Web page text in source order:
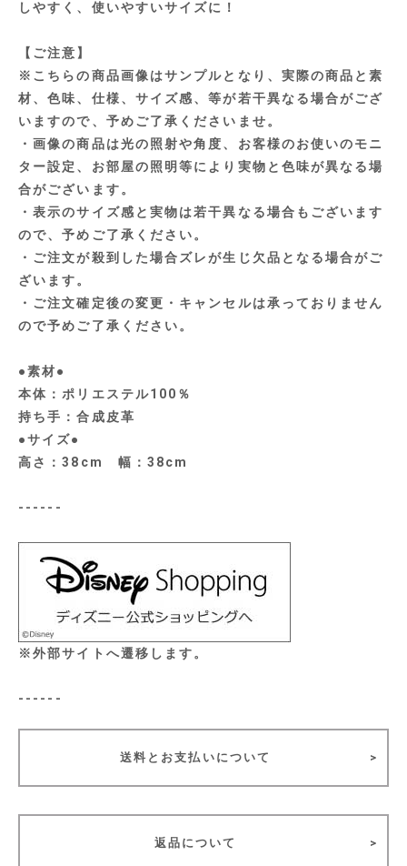
しやすく、使いやすいサイズに！
【ご注意】
※こちらの商品画像はサンプルとなり、実際の商品と素
材、色味、仕様、サイズ感、等が若干異なる場合がござ
いますので、予めご了承くださいませ。
・画像の商品は光の照射や角度、お客様のお使いのモニ
ター設定、お部屋の照明等により実物と色味が異なる場
合がございます。
・表示のサイズ感と実物は若干異なる場合もございます
ので、予めご了承ください。
・ご注文が殺到した場合ズレが生じ欠品となる場合がご
ざいます。
・ご注文確定後の変更・キャンセルは承っておりません
ので予めご了承ください。
●素材●
本体：ポリエステル100％
持ち手：合成皮革
●サイズ●
高さ：38cm 幅：38cm
------
※外部サイトへ遷移します。
------
送料とお支払いについて
返品について